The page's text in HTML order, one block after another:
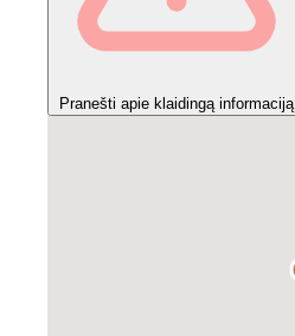
Pranešti apie klaidingą informaciją